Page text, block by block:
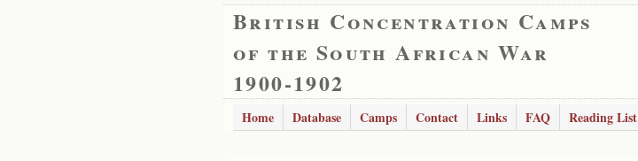
British Concentration Camps
of the South African War
1900-1902
Home Database Camps Contact Links FAQ Reading List